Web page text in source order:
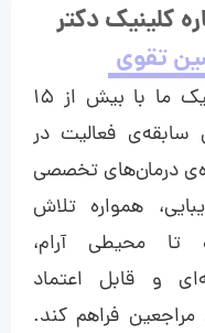
کلینیک دکتر
تقوی
کلینیک ما با بیش از ۱۵
سابقه‌ی فعالیت در
درمان‌های تخصصی
همواره تلاش
تا محیطی آرام،
و قابل اعتماد
مراجعین فراهم کند.